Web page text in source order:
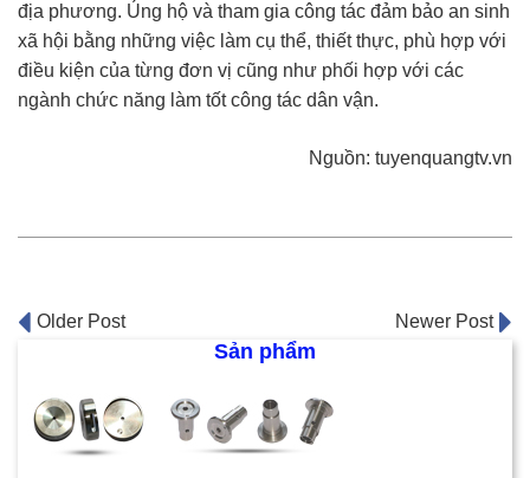
địa phương. Ủng hộ và tham gia công tác đảm bảo an sinh
xã hội bằng những việc làm cụ thể, thiết thực, phù hợp với
điều kiện của từng đơn vị cũng như phối hợp với các
ngành chức năng làm tốt công tác dân vận.
Nguồn: tuyenquangtv.vn
Post
Older Post Newer Post
Sản phẩm